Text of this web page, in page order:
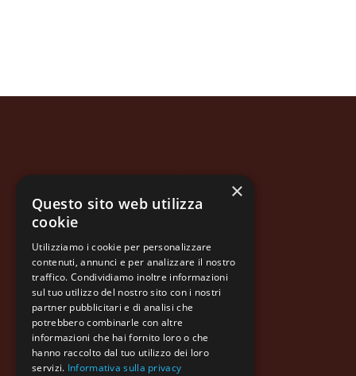
Azienda
Prodotti
Informazioni legali
Contatti
×
Questo sito web utilizza
cookie
Utilizziamo i cookie per personalizzare
contenuti, annunci e per analizzare il nostro
traffico. Condividiamo inoltre informazioni
sul tuo utilizzo del nostro sito con i nostri
partner pubblicitari e di analisi che
potrebbero combinarle con altre
informazioni che hai fornito loro o che
hanno raccolto dal tuo utilizzo dei loro
servizi. Informativa sulla privacy